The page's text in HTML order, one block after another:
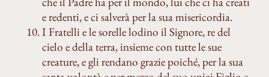
e redenti, e ci salverà per la sua misericordia.
I Fratelli e le sorelle lodino il Signore, re del
cielo e della terra, insieme con tutte le sue
creature, e gli rendano grazie poiché, per la sua